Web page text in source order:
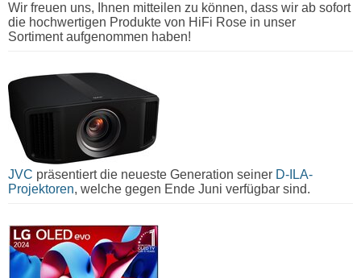
Wir freuen uns, Ihnen mitteilen zu können, dass wir ab sofort
die hochwertigen Produkte von HiFi Rose in unser
Sortiment aufgenommen haben!
JVC präsentiert die neueste Generation seiner D-ILA-
Projektoren, welche gegen Ende Juni verfügbar sind.